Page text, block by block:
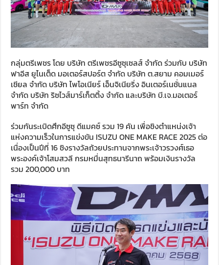
กลุ่มตรีเพชร โดย บริษัท ตรีเพชรอีซูซุเซลส์ จำกัด ร่วมกับ บริษัท
ฟาอีส ยูไนเต็ด มอเตอร์สปอร์ต จำกัด บริษัท ต.สยาม คอมเมอร์
เชียล จำกัด บริษัท ไพโอเนียร์ เอ็นจิเนียริ่ง อินเตอร์เนชั่นแนล
จำกัด บริษัท ริซไวส์มาร์เก็ตติ้ง จำกัด และบริษัท​ บี.เจ.มอเตอร์
พาร์ท​ จำกัด
ร่วมกันระเบิดศึกอีซูซุ ดีแมคซ์ รวม 19 คัน เพื่อชิงตำแหน่งเจ้า
แห่งความเร็วในการแข่งขัน ISUZU ONE MAKE RACE 2025 ต่อ
เนื่องเป็นปีที่ 16 ชิงรางวัลถ้วยประทานจากพระเจ้าวรวงศ์เธอ
พระองค์เจ้าโสมสวลี กรมหมื่นสุทธนารีนาถ พร้อมเงินรางวัล
รวม 200,000 บาท